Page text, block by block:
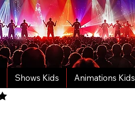
Shows Kids Animations Kids